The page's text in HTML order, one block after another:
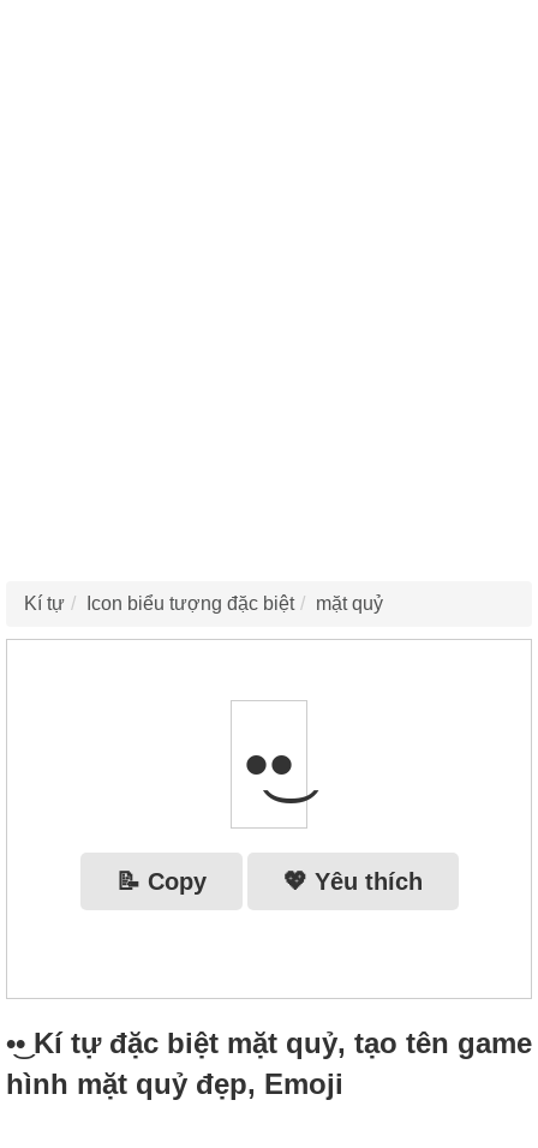
Kí tự Icon biểu tượng đặc biệt mặt quỷ
•͜•
📝 Copy 💖 Yêu thích
•͜• Kí tự đặc biệt mặt quỷ, tạo tên game
hình mặt quỷ đẹp, Emoji